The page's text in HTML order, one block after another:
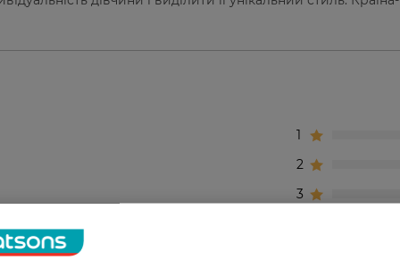
1
2
3